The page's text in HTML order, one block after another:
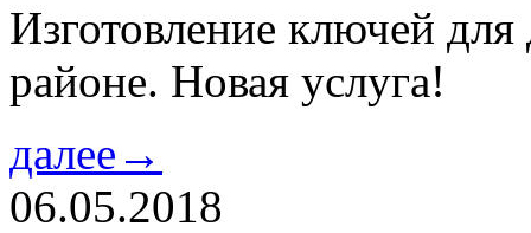
Изготовление ключей
районе. Новая услуга!
далее→
06.05.2018